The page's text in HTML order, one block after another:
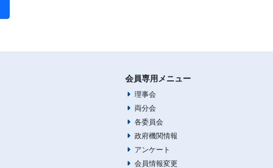
会員専用メニュー
理事会
両分会
各委員会
政府機関情報
アンケート
会員情報変更